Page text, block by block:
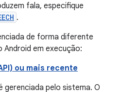
fala, especifique
.
de forma diferente
Android em execução:
ou mais recente
gerenciada pelo sistema. O